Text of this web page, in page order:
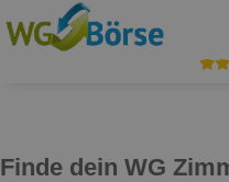
Finde dein WG